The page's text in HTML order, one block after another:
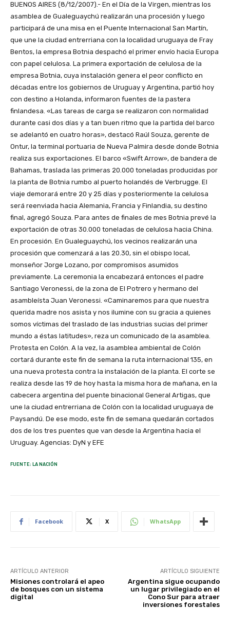
BUENOS AIRES (8/12/2007).- En el Día de la Virgen, mientras los
asamblea de Gualeguaychú realizarán una procesión y luego
participará de una misa en el Puente Internacional San Martín,
que une la ciudad entrerriana con la localidad uruguaya de Fray
Bentos, la empresa Botnia despachó el primer envío hacia Europa
con papel celulosa. La primera exportación de celulosa de la
empresa Botnia, cuya instalación genera el peor conflicto en
décadas entre los gobiernos de Uruguay y Argentina, partió hoy
con destino a Holanda, informaron fuentes de la pastera
finlandesa. «Las tareas de carga se realizaron con normalidad
durante casi dos días y a tan buen ritmo que la partida del barco
se adelantó en cuatro horas», destacó Raúl Souza, gerente de
Ontur, la terminal portuaria de Nueva Palmira desde donde Botnia
realiza sus exportaciones. El barco «Swift Arrow», de bandera de
Bahamas, traslada las primeras 20.000 toneladas producidas por
la planta de Botnia rumbo al puerto holandés de Verbrugge. El
viaje demorará entre 20 y 25 días y posteriormente la celulosa
será reenviada hacia Alemania, Francia y Finlandia, su destino
final, agregó Souza. Para antes de finales de mes Botnia prevé la
exportación de otras 30.000 toneladas de celulosa hacia China.
En procesión. En Gualeguaychú, los vecinos realizarán una
procesión que comenzará a las 20.30, sin el obispo local,
monseñor Jorge Lozano, por compromisos asumidos
previamente. La ceremonia la encabezará entonces el padre
Santiago Veronessi, de la zona de El Potrero y hermano del
asambleísta Juan Veronessi. «Caminaremos para que nuestra
querida madre nos asista y nos ilumine con su gracia a quienes
somos víctimas del traslado de las industrias sucias del primer
mundo a éstas latitudes», reza un comunicado de la asamblea.
Protesta en Colón. A la vez, la asamblea ambiental de Colón
cortará durante este fin de semana la ruta internacional 135, en
una nueva protesta contra la instalación de la planta. El corte se
realiza desde las 19 de hoy hasta la misma hora de mañana, en la
cabecera argentina del puente binacional General Artigas, que
une la ciudad entrerriana de Colón con la localidad uruguaya de
Paysandú. De ese modo, este fin de semana quedarán cortados
dos de los tres puentes que van desde la Argentina hacia el
Uruguay. Agencias: DyN y EFE
FUENTE: LA NACIÓN
Facebook X WhatsApp
ARTÍCULO ANTERIOR
Misiones controlará el apeo
de bosques con un sistema
digital
ARTÍCULO SIGUIENTE
Argentina sigue ocupando
un lugar privilegiado en el
Cono Sur para atraer
inversiones forestales